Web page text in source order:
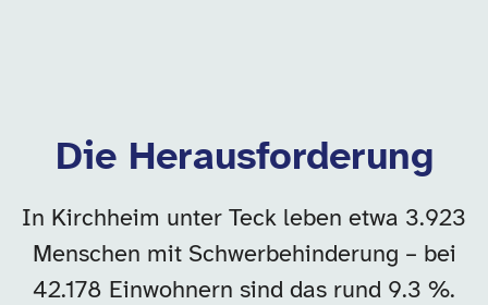
Die Herausforderung
In Kirchheim unter Teck leben etwa 3.923
Menschen mit Schwerbehinderung – bei
42.178 Einwohnern sind das rund 9.3 %.